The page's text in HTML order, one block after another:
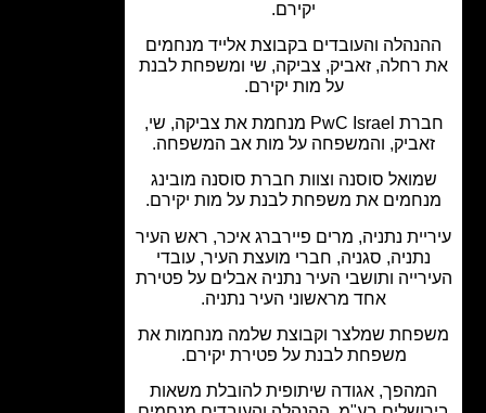
והעובדים בקבוצת אלייד מנחמים
רחלה, זאביק, צביקה, שי ומשפחת לבנת
על מות יקירם.
חברת PwC Israel מנחמת את צביקה, שי,
והמשפחה על מות אב המשפחה.
סוסנה וצוות חברת סוסנה מובינג
את משפחת לבנת על מות יקירם.
נתניה, מרים פיירברג איכר, ראש העיר
סגניה, חברי מועצת העיר, עובדי
ותושבי העיר נתניה אבלים על פטירת
אחד מראשוני העיר נתניה.
שמלצר וקבוצת שלמה מנחמות את
משפחת לבנת על פטירת יקירם.
אגודה שיתופית להובלת משאות